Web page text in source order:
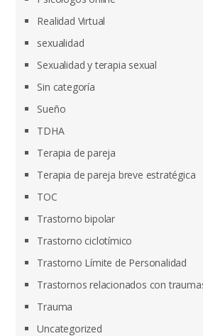
Realidad Virtual
sexualidad
Sexualidad y terapia sexual
Sin categoría
Sueño
TDHA
Terapia de pareja
Terapia de pareja breve estratégica
TOC
Trastorno bipolar
Trastorno ciclotímico
Trastorno Límite de Personalidad
Trastornos relacionados con
Trauma
Uncategorized